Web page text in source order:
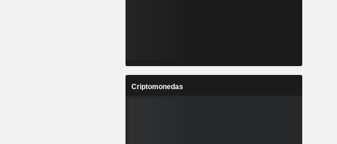
Criptomonedas